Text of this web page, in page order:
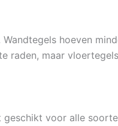
hoeven
raden, maar
voor alle